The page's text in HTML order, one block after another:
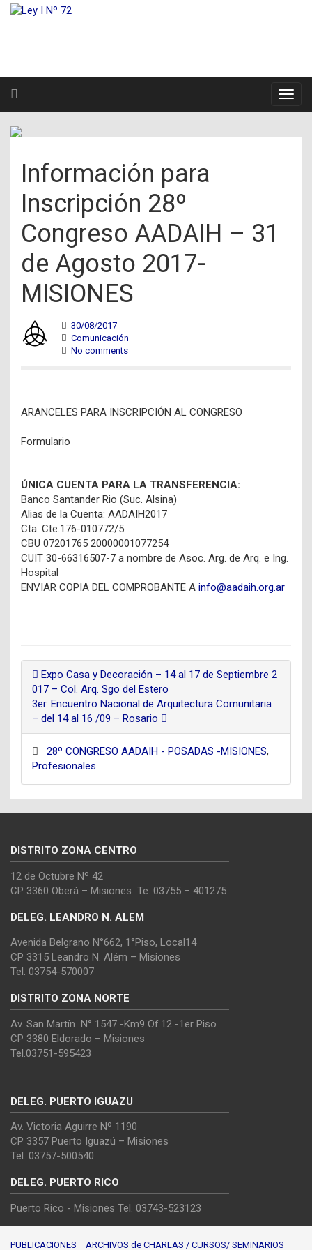
Información para
Inscripción 28º
Congreso AADAIH – 31
de Agosto 2017-
MISIONES
30/08/2017
Comunicación
No comments
ARANCELES PARA INSCRIPCIÓN AL CONGRESO
Formulario
ÚNICA CUENTA PARA LA TRANSFERENCIA:
Banco Santander Rio (Suc. Alsina)
Alias de la Cuenta: AADAIH2017
Cta. Cte.176-010772/5
CBU 07201765 20000001077254
CUIT 30-66316507-7 a nombre de Asoc. Arg. de Arq. e Ing.
Hospital
ENVIAR COPIA DEL COMPROBANTE A info@aadaih.org.ar
Expo Casa y Decoración – 14 al 17 de Septiembre 2
017 – Col. Arq. Sgo del Estero
3er. Encuentro Nacional de Arquitectura Comunitaria
– del 14 al 16 /09 – Rosario
28º CONGRESO AADAIH - POSADAS -MISIONES,
Profesionales
DISTRITO ZONA CENTRO
12 de Octubre Nº 42
CP 3360 Oberá – Misiones Te. 03755 – 401275
DELEG. LEANDRO N. ALEM
Avenida Belgrano N°662, 1°Piso, Local14
CP 3315 Leandro N. Além – Misiones
Tel. 03754-570007
DISTRITO ZONA NORTE
Av. San Martín N° 1547 -Km9 Of.12 -1er Piso
CP 3380 Eldorado – Misiones
Tel.03751-595423
DELEG. PUERTO IGUAZU
Av. Victoria Aguirre Nº 1190
CP 3357 Puerto Iguazú – Misiones
Tel. 03757-500540
DELEG. PUERTO RICO
Puerto Rico - Misiones Tel. 03743-523123
PUBLICACIONES ARCHIVOS de CHARLAS / CURSOS/ SEMINARIOS